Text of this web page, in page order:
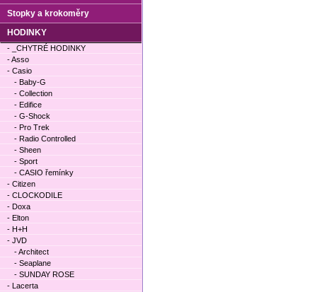
Stopky a krokoměry
HODINKY
- _CHYTRÉ HODINKY
- Asso
- Casio
- Baby-G
- Collection
- Edifice
- G-Shock
- Pro Trek
- Radio Controlled
- Sheen
- Sport
- CASIO řemínky
- Citizen
- CLOCKODILE
- Doxa
- Elton
- H+H
- JVD
- Architect
- Seaplane
- SUNDAY ROSE
- Lacerta